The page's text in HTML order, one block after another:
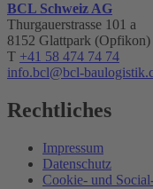
BCL Schweiz AG
Thurgauerstrasse 101 a
8152 Glattpark (Opfikon)
T +41 58 474 74 74
info.bcl@bcl-
Rechtliches
Impressum
Datenschutz
Cookie- und